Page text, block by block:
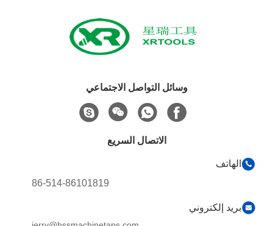
وسائل التواصل الاجتماعي
الاتصال السريع
الهاتف
86-514-86101819
بريد إلكتروني